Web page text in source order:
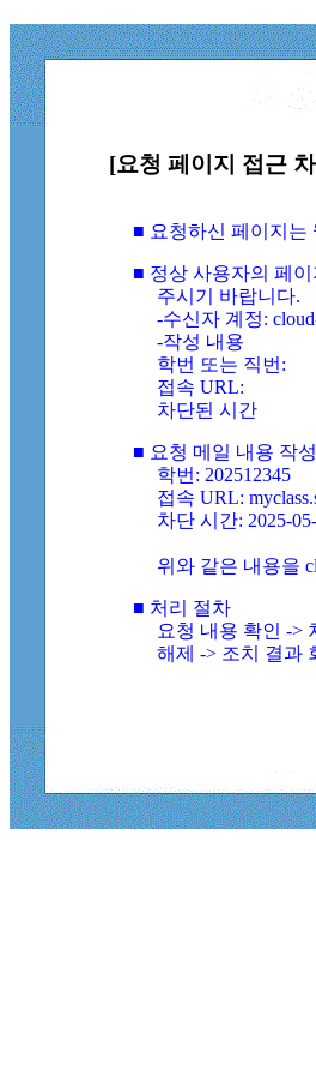
[요청 페이지 접근
■ 요청하신 페이지는
■ 정상 사용자의 페
주시기 바랍니다.
-수신자 계정:
-작성 내용
학번 또는 직번:
접속 URL:
차단된 시간
■ 요청 메일 내용 작성
학번: 202512345
접속 URL:
차단 시간: 2025-
위와 같은 내용을
■ 처리 절차
요청 내용 확인 ->
해제 -> 조치 결과